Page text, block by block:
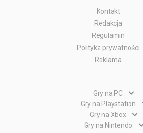
Kontakt
Redakcja
Regulamin
Polityka prywatności
Reklama
Gry na PC
Gry PC
Gry WWW
Gry na Playstation
Gry PlayStation 5
Gry PlayStation 4
Gry na Xbox
Gry Xbox Series X
Gry na Nintendo